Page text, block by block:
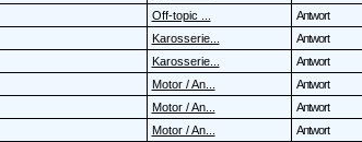
Off-topic ... Antwort
Karosserie... Antwort
Karosserie... Antwort
Motor / An... Antwort
Motor / An... Antwort
Motor / An... Antwort